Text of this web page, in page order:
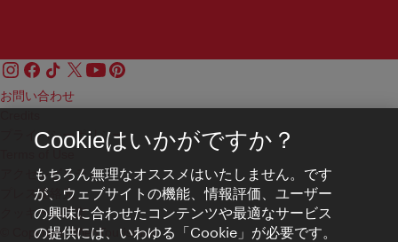
お問い合わせ
プライバシーポリシー
アクセシビリティ
プレス連絡先
クッキーの設定
© Copyright WienTourismus
Cookieはいかがですか？
もちろん無理なオススメはいたしません。です
が、ウェブサイトの機能、情報評価、ユーザー
の興味に合わせたコンテンツや最適なサービス
の提供には、いわゆる「Cookie」が必要です。